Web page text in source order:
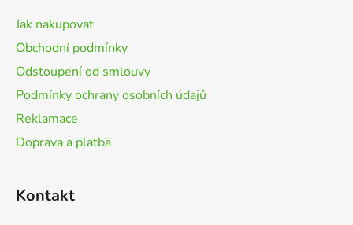
Jak nakupovat
Obchodní podmínky
Odstoupení od smlouvy
Podmínky ochrany osobních údajů
Reklamace
Doprava a platba
Kontakt